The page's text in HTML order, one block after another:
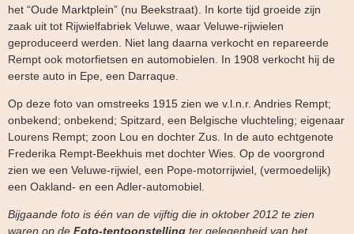
het “Oude Marktplein” (nu Beekstraat). In korte tijd groeide zijn
zaak uit tot Rijwielfabriek Veluwe, waar Veluwe-rijwielen
geproduceerd werden. Niet lang daarna verkocht en repareerde
Rempt ook motorfietsen en automobielen. In 1908 verkocht hij de
eerste auto in Epe, een Darraque.
Op deze foto van omstreeks 1915 zien we v.l.n.r. Andries Rempt;
onbekend; onbekend; Spitzard, een Belgische vluchteling; eigenaar
Lourens Rempt; zoon Lou en dochter Zus. In de auto echtgenote
Frederika Rempt-Beekhuis met dochter Wies. Op de voorgrond
zien we een Veluwe-rijwiel, een Pope-motorrijwiel, (vermoedelijk)
een Oakland- en een Adler-automobiel.
Bijgaande foto is één van de vijftig die in oktober 2012 te zien
waren op de Foto-tentoonstelling ter gelegenheid van het